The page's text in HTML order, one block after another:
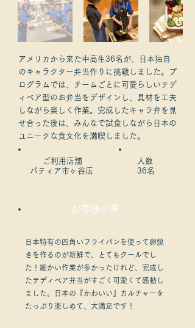
アメリカから来た中高生36名が、日本独自
のキャラクター弁当作りに挑戦しました。プ
ログラムでは、チームごとに可愛らしいテデ
ィベア型のお弁当をデザインし、具材を工夫
しながら楽しく作業。完成したキャラ弁を見
せ合った後は、みんなで試食しながら日本の
ユニークな食文化を満喫しました。
パティア市ヶ谷店
​ご利用店舗
36名
人数
​お客様の声
日本特有の四角いフライパンを使って卵焼
きを作るのが新鮮で、とてもクールでし
た！細かい作業が多かったけれど、完成し
たテディベア弁当がすごく可愛くて感動し
ました。日本の『かわいい』カルチャーを
たっぷり楽しめて、大満足です！